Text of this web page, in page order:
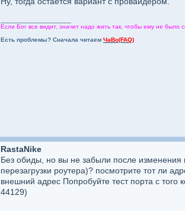
Если Бог все видит, значит надо жить так, чтобы ему не было
Есть проблемы? Сначала читаем ЧаВо(FAQ)
RastaNike
Без обиды, но вы не забыли после изменения
перезагрузки роутера)? посмотрите тот ли
внешний адрес Попробуйте тест порта с того
44129)